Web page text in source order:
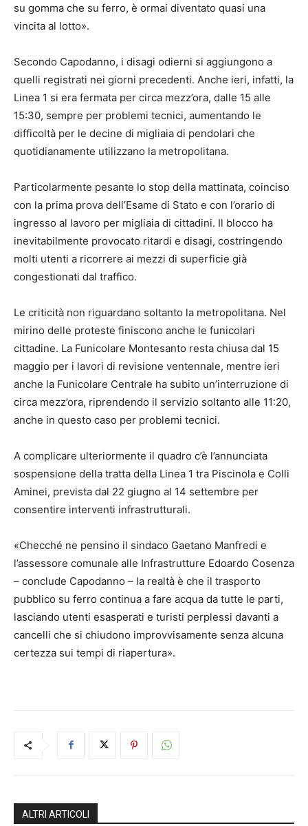
su gomma che su ferro, è ormai diventato quasi una
vincita al lotto».
Secondo Capodanno, i disagi odierni si aggiungono a
quelli registrati nei giorni precedenti. Anche ieri, infatti, la
Linea 1 si era fermata per circa mezz’ora, dalle 15 alle
15:30, sempre per problemi tecnici, aumentando le
difficoltà per le decine di migliaia di pendolari che
quotidianamente utilizzano la metropolitana.
Particolarmente pesante lo stop della mattinata, coinciso
con la prima prova dell’Esame di Stato e con l’orario di
ingresso al lavoro per migliaia di cittadini. Il blocco ha
inevitabilmente provocato ritardi e disagi, costringendo
molti utenti a ricorrere ai mezzi di superficie già
congestionati dal traffico.
Le criticità non riguardano soltanto la metropolitana. Nel
mirino delle proteste finiscono anche le funicolari
cittadine. La Funicolare Montesanto resta chiusa dal 15
maggio per i lavori di revisione ventennale, mentre ieri
anche la Funicolare Centrale ha subito un’interruzione di
circa mezz’ora, riprendendo il servizio soltanto alle 11:20,
anche in questo caso per problemi tecnici.
A complicare ulteriormente il quadro c’è l’annunciata
sospensione della tratta della Linea 1 tra Piscinola e Colli
Aminei, prevista dal 22 giugno al 14 settembre per
consentire interventi infrastrutturali.
«Checché ne pensino il sindaco Gaetano Manfredi e
l’assessore comunale alle Infrastrutture Edoardo Cosenza
– conclude Capodanno – la realtà è che il trasporto
pubblico su ferro continua a fare acqua da tutte le parti,
lasciando utenti esasperati e turisti perplessi davanti a
cancelli che si chiudono improvvisamente senza alcuna
certezza sui tempi di riapertura».
ALTRI ARTICOLI